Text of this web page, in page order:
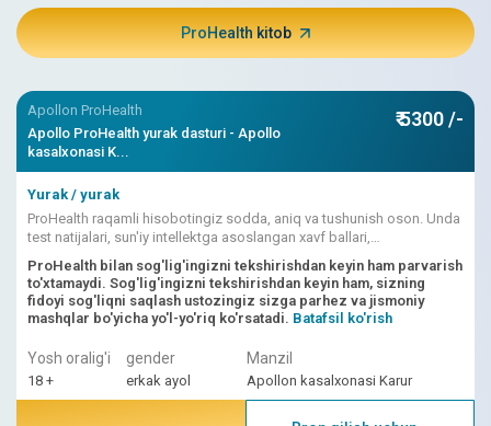
ProHealth kitob
Apollon ProHealth
Apollo ProHealth yurak dasturi - Apollo
kasalxonasi K...
₹ 5300 /-
Yurak / yurak
ProHealth raqamli hisobotingiz sodda, aniq va tushunish oson. Unda
test natijalari, sun'iy intellektga asoslangan xavf ballari,
ProHealth bilan sog'lig'ingizni tekshirishdan keyin ham parvarish
to'xtamaydi. Sog'lig'ingizni tekshirishdan keyin ham, sizning
fidoyi sog'liqni saqlash ustozingiz sizga parhez va jismoniy
mashqlar bo'yicha yo'l-yo'riq ko'rsatadi. Batafsil ko'rish
Yosh oralig'i
18 +
gender
erkak ayol
Manzil
Apollon kasalxonasi Karur